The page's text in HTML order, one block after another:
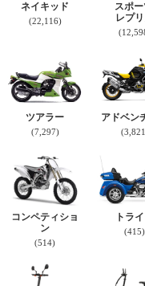
ネイキッド
(22,116)
スポー
レプ
ツアラー
(7,297)
アドベン
コンペティショ
ン
(514)
トラ
(415)